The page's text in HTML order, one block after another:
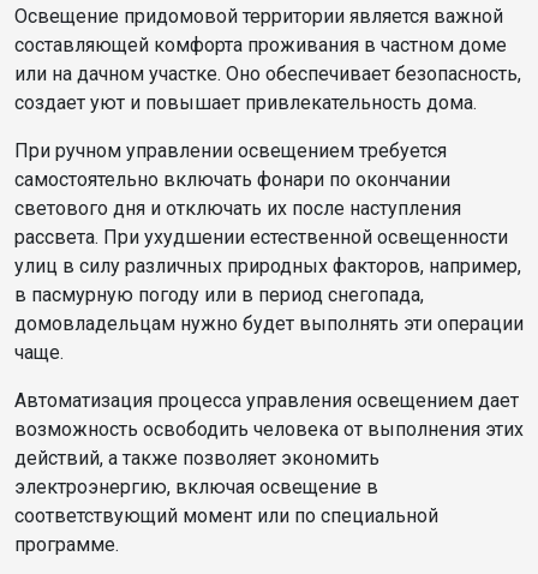
Освещение придомовой территории является важной
составляющей комфорта проживания в частном доме
или на дачном участке. Оно обеспечивает безопасность,
создает уют и повышает привлекательность дома.
При ручном управлении освещением требуется
самостоятельно включать фонари по окончании
светового дня и отключать их после наступления
рассвета. При ухудшении естественной освещенности
улиц в силу различных природных факторов, например,
в пасмурную погоду или в период снегопада,
домовладельцам нужно будет выполнять эти операции
чаще.
Автоматизация процесса управления освещением дает
возможность освободить человека от выполнения этих
действий, а также позволяет экономить
электроэнергию, включая освещение в
соответствующий момент или по специальной
программе.